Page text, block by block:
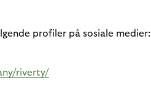
profiler på sosiale medier:
riverty/